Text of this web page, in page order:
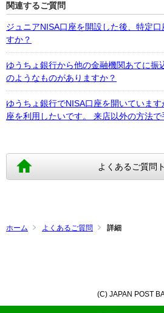
関連するご質問
ジュニアNISA口座を開設した後、特定
すか？
ゆうちょ銀行から他の金融機関あてに振
のようなものがありますか？
ゆうちょ銀行でNISA口座を開いていま
座を利用したいです。 来店以外の方法で
よくあるご質問
ホーム よくあるご質問 詳細
(C) JAPAN POST